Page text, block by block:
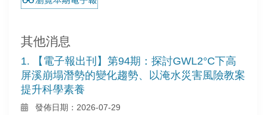
其他消息
1. 【電子報出刊】第94期：探討GWL2°C下高
屏溪崩塌潛勢的變化趨勢、以淹水災害風險教案
提升科學素養
發佈日期：2026-07-29